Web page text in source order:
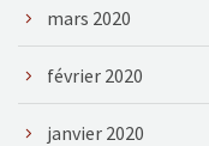
mars 2020
février 2020
janvier 2020